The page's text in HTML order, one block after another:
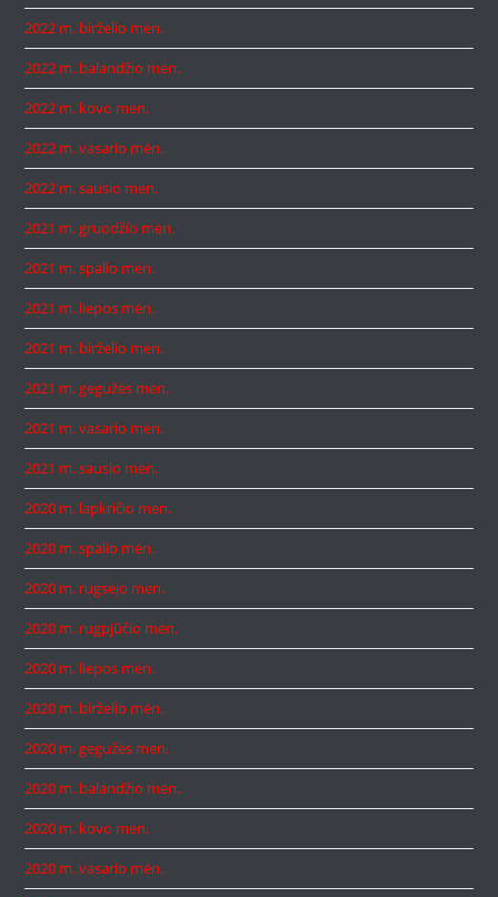
2022 m. birželio mėn.
2022 m. balandžio mėn.
2022 m. kovo mėn.
2022 m. vasario mėn.
2022 m. sausio mėn.
2021 m. gruodžio mėn.
2021 m. spalio mėn.
2021 m. liepos mėn.
2021 m. birželio mėn.
2021 m. gegužės mėn.
2021 m. vasario mėn.
2021 m. sausio mėn.
2020 m. lapkričio mėn.
2020 m. spalio mėn.
2020 m. rugsėjo mėn.
2020 m. rugpjūčio mėn.
2020 m. liepos mėn.
2020 m. birželio mėn.
2020 m. gegužės mėn.
2020 m. balandžio mėn.
2020 m. kovo mėn.
2020 m. vasario mėn.